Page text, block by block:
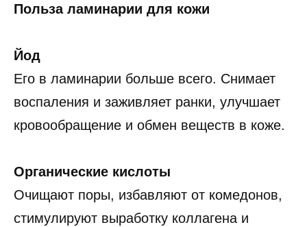
Польза ламинарии для кожи
Йод
Его в ламинарии больше всего. Снимает
воспаления и заживляет ранки, улучшает
кровообращение и обмен веществ в коже.
Органические кислоты
Очищают поры, избавляют от комедонов,
стимулируют выработку коллагена и